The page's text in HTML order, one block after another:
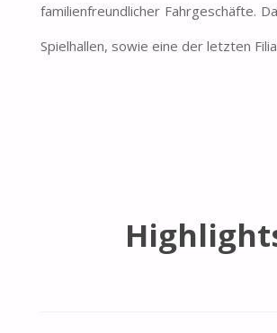
familienfreundlicher Fahrgeschäfte.
Spielhallen, sowie eine der letzten